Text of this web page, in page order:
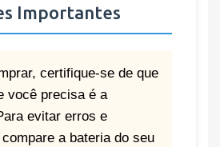
Importantes
certifique-se de que
você precisa é a
evitar erros e
a bateria do seu